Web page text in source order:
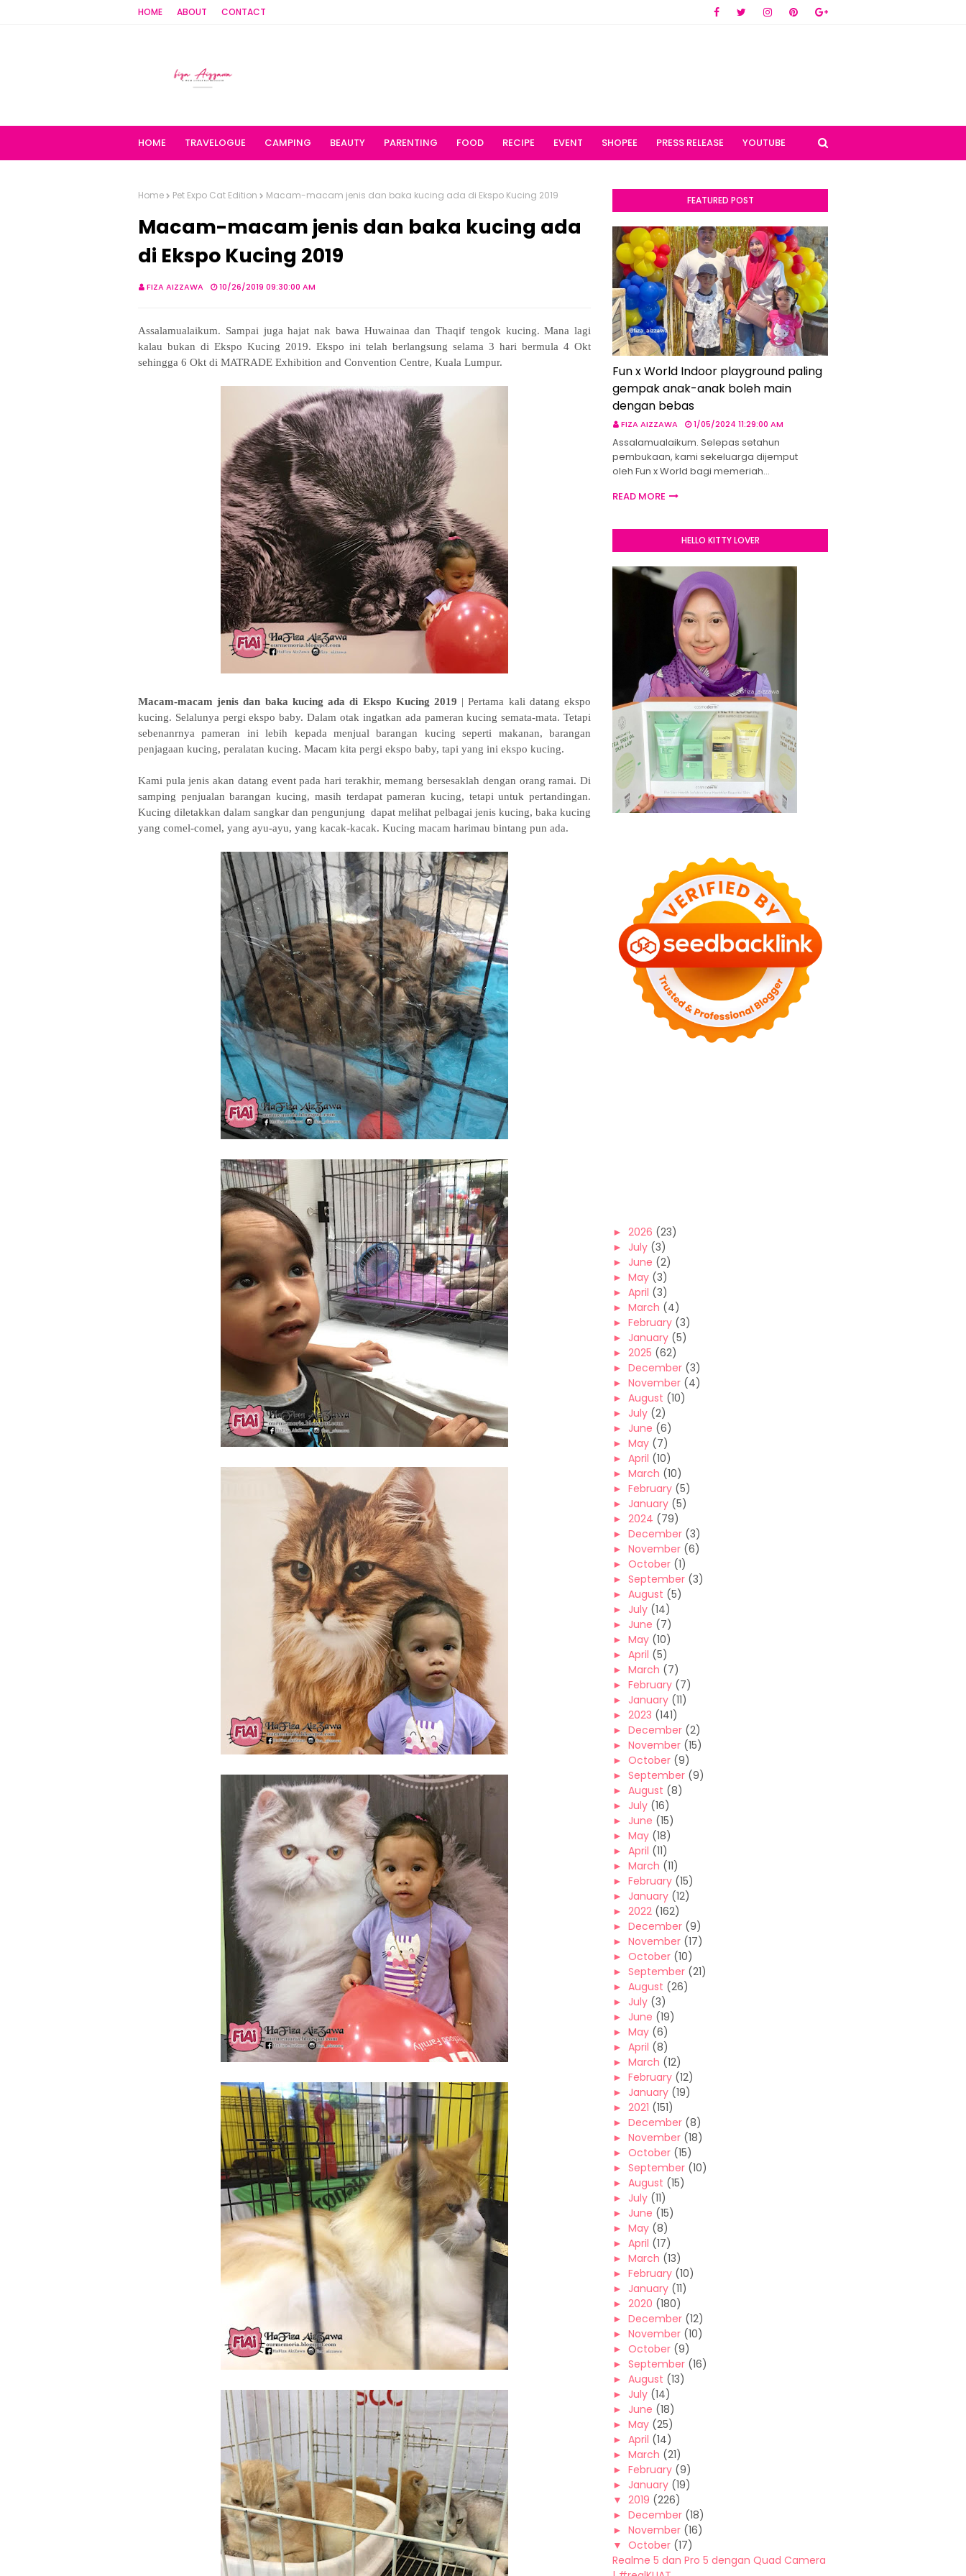
HOME ABOUT CONTACT
HOME TRAVELOGUE CAMPING BEAUTY PARENTING FOOD RECIPE EVENT SHOPEE PRESS RELEASE YOUTUBE
Home Pet Expo Cat Edition Macam-macam jenis dan baka kucing ada di Ekspo Kucing 2019
Macam-macam jenis dan baka kucing ada
di Ekspo Kucing 2019
FIZA AIZZAWA 10/26/2019 09:30:00 AM
Assalamualaikum. Sampai juga hajat nak bawa Huwainaa dan Thaqif tengok kucing. Mana lagi
kalau bukan di Ekspo Kucing 2019. Ekspo ini telah berlangsung selama 3 hari bermula 4 Okt
sehingga 6 Okt di MATRADE Exhibition and Convention Centre, Kuala Lumpur.
Macam-macam jenis dan baka kucing ada di Ekspo Kucing 2019 | Pertama kali datang ekspo
kucing. Selalunya pergi ekspo baby. Dalam otak ingatkan ada pameran kucing semata-mata. Tetapi
sebenanrnya pameran ini lebih kepada menjual barangan kucing seperti makanan, barangan
penjagaan kucing, peralatan kucing. Macam kita pergi ekspo baby, tapi yang ini ekspo kucing.
Kami pula jenis akan datang event pada hari terakhir, memang bersesaklah dengan orang ramai. Di
samping penjualan barangan kucing, masih terdapat pameran kucing, tetapi untuk pertandingan.
Kucing diletakkan dalam sangkar dan pengunjung dapat melihat pelbagai jenis kucing, baka kucing
yang comel-comel, yang ayu-ayu, yang kacak-kacak. Kucing macam harimau bintang pun ada.
FEATURED POST
Fun x World Indoor playground paling
gempak anak-anak boleh main
dengan bebas
FIZA AIZZAWA 1/05/2024 11:29:00 AM
Assalamualaikum. Selepas setahun
pembukaan, kami sekeluarga dijemput
oleh Fun x World bagi memeriah…
READ MORE
HELLO KITTY LOVER
► 2026 (23)
► July (3)
► June (2)
► May (3)
► April (3)
► March (4)
► February (3)
► January (5)
► 2025 (62)
► December (3)
► November (4)
► August (10)
► July (2)
► June (6)
► May (7)
► April (10)
► March (10)
► February (5)
► January (5)
► 2024 (79)
► December (3)
► November (6)
► October (1)
► September (3)
► August (5)
► July (14)
► June (7)
► May (10)
► April (5)
► March (7)
► February (7)
► January (11)
► 2023 (141)
► December (2)
► November (15)
► October (9)
► September (9)
► August (8)
► July (16)
► June (15)
► May (18)
► April (11)
► March (11)
► February (15)
► January (12)
► 2022 (162)
► December (9)
► November (17)
► October (10)
► September (21)
► August (26)
► July (3)
► June (19)
► May (6)
► April (8)
► March (12)
► February (12)
► January (19)
► 2021 (151)
► December (8)
► November (18)
► October (15)
► September (10)
► August (15)
► July (11)
► June (15)
► May (8)
► April (17)
► March (13)
► February (10)
► January (11)
► 2020 (180)
► December (12)
► November (10)
► October (9)
► September (16)
► August (13)
► July (14)
► June (18)
► May (25)
► April (14)
► March (21)
► February (9)
► January (19)
▼ 2019 (226)
► December (18)
► November (16)
▼ October (17)
Realme 5 dan Pro 5 dengan Quad Camera